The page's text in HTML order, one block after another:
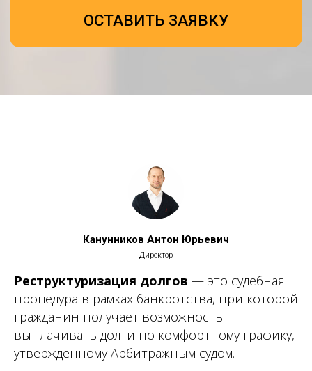
Канунников Антон Юрьевич
Директор
Реструктуризация долгов — это судебная
процедура в рамках банкротства, при которой
гражданин получает возможность
выплачивать долги по комфортному графику,
утвержденному Арбитражным судом.